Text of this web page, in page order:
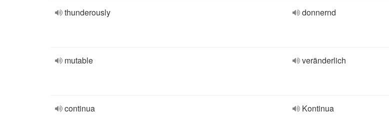
thunderously donnernd
mutable veränderlich
continua Kontinua